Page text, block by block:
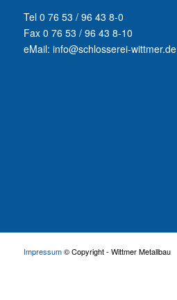
Tel 0 76 53 / 96 43 8-0
Fax 0 76 53 / 96 43 8-10
eMail: info@schlosserei-wittmer.de
Impressum© Copyright - Wittmer Metallbau